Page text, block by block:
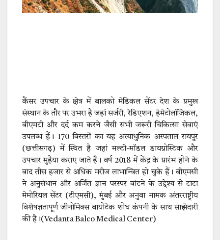
कैंसर उपचार के क्षेत्र में बालको मेडिकल सेंटर देश के प्रमुख
संस्थान के तौर पर उभरा है जहां सर्जरी, रेडिएशन, हेमेटोलॉजिकल,
बीएमटी और दर्द कम करने जैसी सभी जरूरी चिकित्सा सेवाएं
उपलब्ध हैं। 170 बिस्तरों का यह अत्याधुनिक अस्पताल रायपुर
(छत्तीसगढ़) में स्थित है जहां मल्टी-मॉडल डायग्नोस्टिक और
उपचार मुहैया कराए जाते हैं। वर्ष 2018 में केंद्र के प्रारंभ होने के
बाद तीस हजार से अधिक मरीज लाभान्वित हो चुके हैं। बीएमसी
ने अनुसंधान और अर्जित ज्ञान परस्पर बांटने के उद्देश्य से टाटा
मेमोरियल सेंटर (टीएमसी), मुंबई और अनुवा नामक अंतरराष्ट्रीय
विशेषज्ञतापूर्ण जीनोमिक्स बायोटेक शोध कंपनी के साथ साझेदारी
की है।(Vedanta Balco Medical Center)